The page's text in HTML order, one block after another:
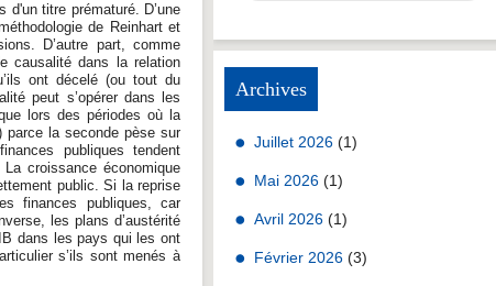
d'un titre prématuré. D’une
de Reinhart et
D’autre part, comme
causalité dans la relation
ont décelé (ou tout du
peut s’opérer dans les
lors des périodes où la
parce la seconde pèse sur
publiques tendent
croissance économique
public. Si la reprise
finances publiques, car
les plans d’austérité
dans les pays qui les ont
s’ils sont menés à
Archives
Juillet 2026 (1)
Mai 2026 (1)
Avril 2026 (1)
Février 2026 (3)